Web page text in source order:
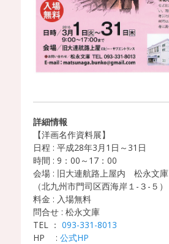
詳細情報
【洋画名作資料展】
日程 : 平成28年3月1日～31日
時間 : 9：00～17：00
会場 : 旧大連航路上屋内 松永文庫
（北九州市門司区西海岸１-３-５）
料金 : 入場無料
問合せ : 松永文庫
TEL ： 093-331-8013
HP : 公式HP